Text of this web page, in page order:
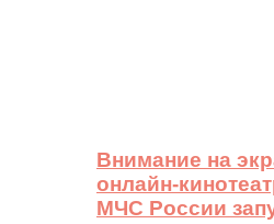
Внимание на
онлайн-
МЧС России